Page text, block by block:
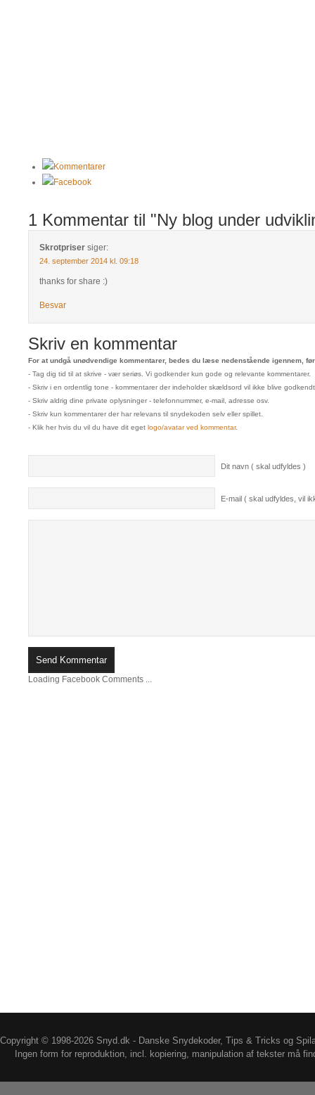
Kommentarer
Facebook
1 Kommentar til "Ny blog under
Skrotpriser siger:
24. september 2014 kl. 09:18
thanks for share :)
Besvar
Skriv en kommentar
For at undgå unødvendige kommentarer, bedes du læse nedenstående igennem,
- Tag dig tid til at skrive - vær seriøs. Vi godkender kun gode og relevante kommentarer.
- Skriv i en ordentlig tone - kommentarer der indeholder skældsord vil ikke blive
- Skriv aldrig dine private oplysninger - telefonnummer, e-mail, adresse osv.
- Skriv kun kommentarer der har relevans til snydekoden selv eller spillet.
- Klik her hvis du vil du have dit eget logo/avatar ved kommentar.
Dit navn ( skal udfyldes )
E-mail ( skal udfyldes, vil
Loading Facebook Comments ...
Copyright © 1998-2026 Snyd.dk - Danske Snydekoder, Tips & Tricks og
Ingen form for reproduktion, incl. kopiering, manipulation af tekster må